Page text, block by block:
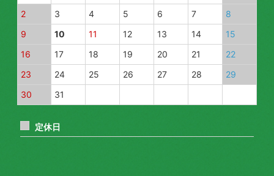
2
3 4 5 6 7
8
9
10 11 12 13 14
15
16
17 18 19 20 21
22
23
24 25 26 27 28
29
30
31
定休日